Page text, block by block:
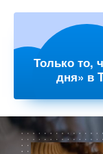
Только то,
дня» в